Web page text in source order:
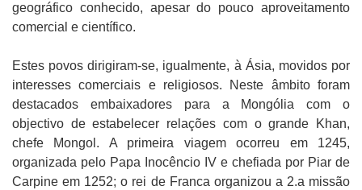
geográfico conhecido, apesar do pouco aproveitamento
comercial e científico.
Estes povos dirigiram-se, igualmente, à Ásia, movidos por
interesses comerciais e religiosos. Neste âmbito foram
destacados embaixadores para a Mongólia com o
objectivo de estabelecer relações com o grande Khan,
chefe Mongol. A primeira viagem ocorreu em 1245,
organizada pelo Papa Inocêncio IV e chefiada por Piar de
Carpine em 1252; o rei de Franca organizou a 2.a missão